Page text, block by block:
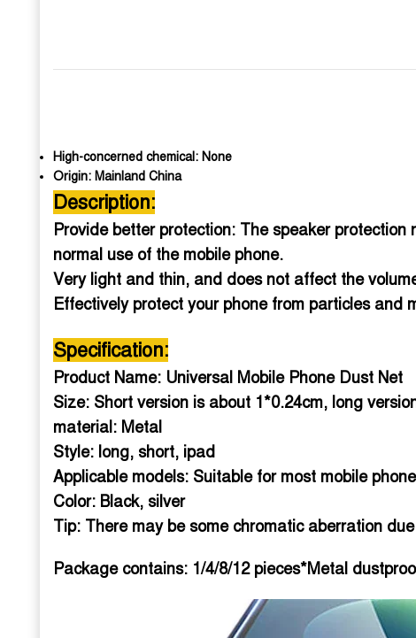
High-concerned chemical: None
Origin: Mainland China
Description:
Provide better protection: The speaker
normal use of the mobile phone.
Very light and thin, and does not affect the
Effectively protect your phone from particles and
Specification:
Product Name: Universal Mobile Phone Dust Net
Size: Short version is about 1*0.24cm, long
material: Metal
Style: long, short, ipad
Applicable models: Suitable for most mobile
Color: Black, silver
Tip: There may be some chromatic aberration
Package contains: 1/4/8/12pieces*Metal